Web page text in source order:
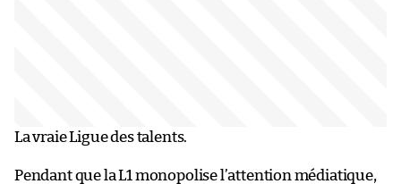
La vraie Ligue des talents.
Pendant que la L1 monopolise l’attention médiatique,